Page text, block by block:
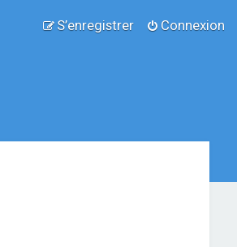
Connexion
S’enregistrer